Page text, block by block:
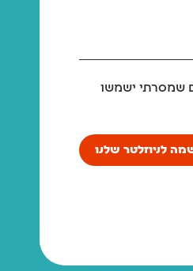
שמסרתי ישמשו
לניוזלטר שלנו